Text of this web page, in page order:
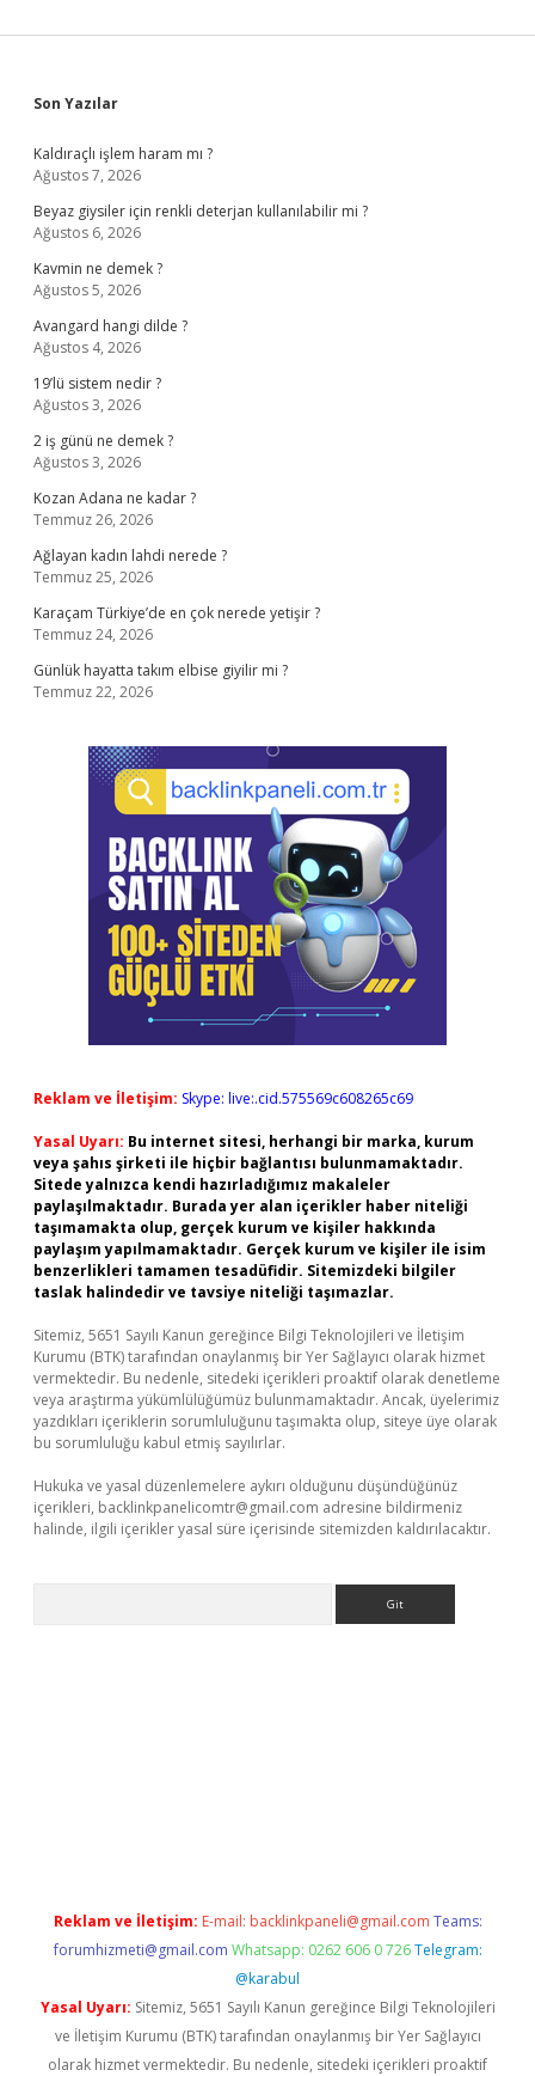
Sidebar
Son Yazılar
Kaldıraçlı işlem haram mı ?
Ağustos 7, 2026
Beyaz giysiler için renkli deterjan kullanılabilir mi ?
Ağustos 6, 2026
Kavmin ne demek ?
Ağustos 5, 2026
Avangard hangi dilde ?
Ağustos 4, 2026
19’lü sistem nedir ?
Ağustos 3, 2026
2 iş günü ne demek ?
Ağustos 3, 2026
Kozan Adana ne kadar ?
Temmuz 26, 2026
Ağlayan kadın lahdi nerede ?
Temmuz 25, 2026
Karaçam Türkiye’de en çok nerede yetişir ?
Temmuz 24, 2026
Günlük hayatta takım elbise giyilir mi ?
Temmuz 22, 2026
Reklam ve İletişim: Skype: live:.cid.575569c608265c69
Yasal Uyarı: Bu internet sitesi, herhangi bir marka, kurum
veya şahıs şirketi ile hiçbir bağlantısı bulunmamaktadır.
Sitede yalnızca kendi hazırladığımız makaleler
paylaşılmaktadır. Burada yer alan içerikler haber niteliği
taşımamakta olup, gerçek kurum ve kişiler hakkında
paylaşım yapılmamaktadır. Gerçek kurum ve kişiler ile isim
benzerlikleri tamamen tesadüfidir. Sitemizdeki bilgiler
taslak halindedir ve tavsiye niteliği taşımazlar.
Sitemiz, 5651 Sayılı Kanun gereğince Bilgi Teknolojileri ve İletişim
Kurumu (BTK) tarafından onaylanmış bir Yer Sağlayıcı olarak hizmet
vermektedir. Bu nedenle, sitedeki içerikleri proaktif olarak denetleme
veya araştırma yükümlülüğümüz bulunmamaktadır. Ancak, üyelerimiz
yazdıkları içeriklerin sorumluluğunu taşımakta olup, siteye üye olarak
bu sorumluluğu kabul etmiş sayılırlar.
Hukuka ve yasal düzenlemelere aykırı olduğunu düşündüğünüz
içerikleri, backlinkpanelicomtr@gmail.com adresine bildirmeniz
halinde, ilgili içerikler yasal süre içerisinde sitemizden kaldırılacaktır.
Reklam ve İletişim: E-mail: backlinkpaneli@gmail.com Teams:
forumhizmeti@gmail.com Whatsapp: 0262 606 0 726 Telegram:
@karabul
Yasal Uyarı: Sitemiz, 5651 Sayılı Kanun gereğince Bilgi Teknolojileri
ve İletişim Kurumu (BTK) tarafından onaylanmış bir Yer Sağlayıcı
olarak hizmet vermektedir. Bu nedenle, sitedeki içerikleri proaktif